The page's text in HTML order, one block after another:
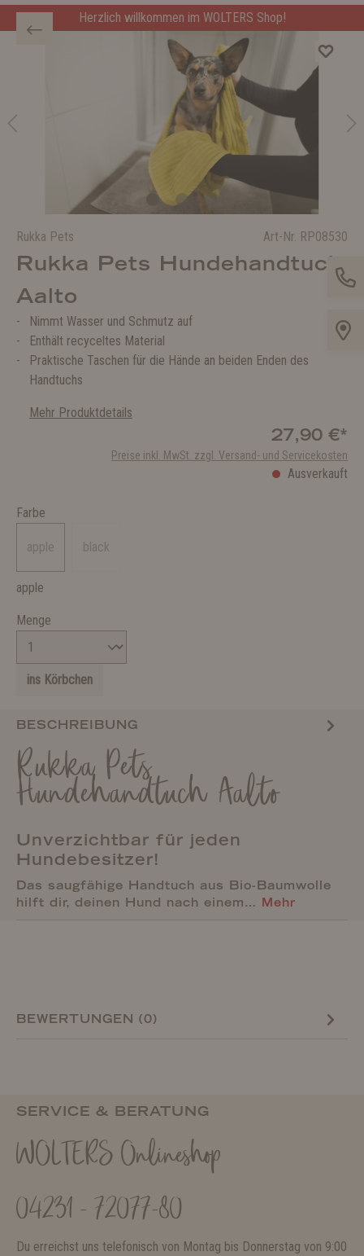
Herzlich willkommen im WOLTERS Shop!
Rukka Pets Art-Nr. RP08530
Rukka Pets Hundehandtuch
Aalto
Nimmt Wasser und Schmutz auf
Enthält recyceltes Material
Praktische Taschen für die Hände an beiden Enden des
Handtuchs
Mehr Produktdetails
27,90 €*
Preise inkl. MwSt. zzgl. Versand- und Servicekosten
Ausverkauft
Farbe
apple black
apple
Menge
ins Körbchen
BESCHREIBUNG
Rukka Pets
Hundehandtuch Aalto
Unverzichtbar für jeden
Hundebesitzer!
Das saugfähige Handtuch aus Bio-Baumwolle
hilft dir, deinen Hund nach einem… Mehr
BEWERTUNGEN (0)
SERVICE & BERATUNG
WOLTERS Onlineshop
04231 - 72077-80
Du erreichst uns telefonisch von Montag bis Donnerstag von 9:00